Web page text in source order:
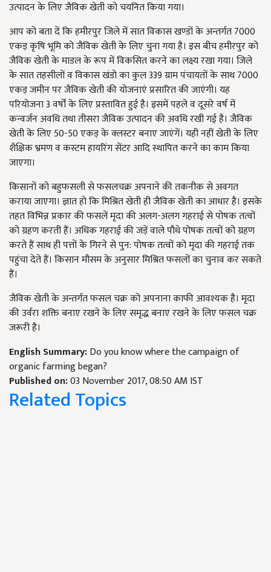
उत्पादन के लिए जैविक खेती को चयनित किया गया।
आप को बता दें कि हमीरपुर जिले में सात विकास खण्डों के अन्तर्गत 7000
एकड़ कृषि भूमि को जैविक खेती के लिए चुना गया है। इस बीच हमीरपुर को
जैविक खेती के माडल के रूप में विकसित करने का लक्ष्य रखा गया। जिले
के सात तहसीलों व विकास खंडो का कुल 339 ग्राम पंचायतों के साथ 7000
एकड़ जमीन पर जैविक खेती की योजनाएं प्रसारित की जाएंगी। यह
परियोजना 3 वर्षों के लिए प्रस्तावित हुई है। इसमें पहले व दूसरे वर्ष में
कन्वर्जन अवधि तथा तीसरा जैविक उत्पादन की अवधि रखी गई है। जैविक
खेती के लिए 50-50 एकड़ के क्लस्टर बनाए जाएंगें। यही नहीं खेती के लिए
शैक्षिक भ्रमण व कस्टम हायरिंग सेंटर आदि स्थापित करने का काम किया
जाएगा।
किसानों को बहुफसली से फसलचक्र अपनाने की तकनीक से अवगत
कराया जाएगा। ज्ञात हो कि मिश्रित खेती ही जैविक खेती का आधार है। इसके
तहत विभिन्न प्रकार की फसलें मृदा की अलग-अलग गहराई से पोषक तत्वों
को ग्रहण करती हैं। अधिक गहराई की जड़ें वाले पौधे पोषक तत्वों को ग्रहण
करते हैं साथ ही पत्तों के गिरने से पुन: पोषक तत्वों को मृदा की गहराई तक
पहुंचा देते हैं। किसान मौसम के अनुसार मिश्रित फसलों का चुनाव कर सकते
हैं।
जैविक खेती के अन्तर्गत फसल चक्र को अपनाना काफी आवश्यक है। मृदा
की उर्वरा शक्ति बनाए रखने के लिए समृद्ध बनाए रखने के लिए फसल चक्र
जरूरी है।
English Summary:Do you know where the campaign of
organic farming began?
Published on:03 November 2017, 08:50 AM IST
Related Topics